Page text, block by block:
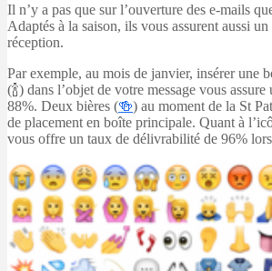
Il n’y a pas que sur l’ouverture des e-mails
Adaptés à la saison, ils vous assurent aussi
réception.
Par exemple, au mois de janvier, insérer une
(🍾) dans l’objet de votre message vous
88%. Deux bières (🍻) au moment de la St
de placement en boîte principale. Quant à
vous offre un taux de délivrabilité de 96% lors